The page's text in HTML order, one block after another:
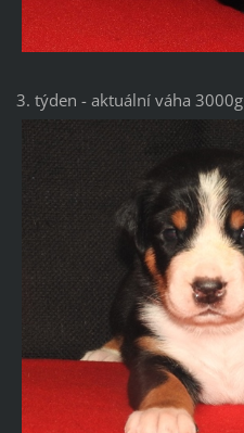
3. týden - aktuální váha 3000g